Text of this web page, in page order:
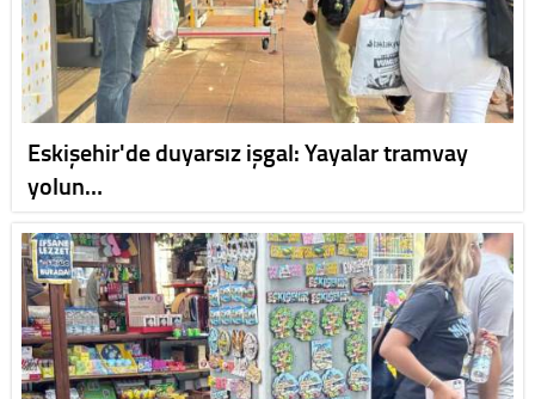
Eskişehir'de duyarsız işgal: Yayalar tramvay
yolun…